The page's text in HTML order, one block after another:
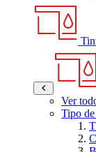
Ver
Tipo